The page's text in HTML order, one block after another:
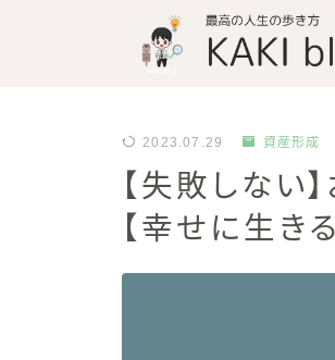
2023.07.29 資産形成
【失敗しない
【幸せに生き